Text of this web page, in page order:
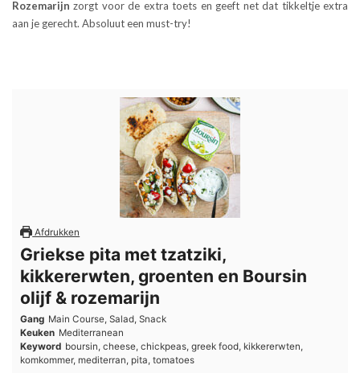
Rozemarijn zorgt voor de extra toets en geeft net dat tikkeltje extra
aan je gerecht. Absoluut een must-try!
Afdrukken
Griekse pita met tzatziki,
kikkererwten, groenten en Boursin
olijf & rozemarijn
Gang Main Course, Salad, Snack
Keuken Mediterranean
Keyword boursin, cheese, chickpeas, greek food, kikkererwten,
komkommer, mediterran, pita, tomatoes